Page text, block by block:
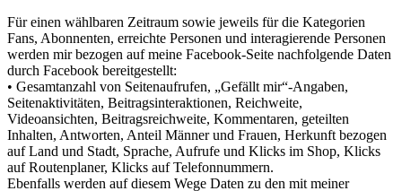
Für einen wählbaren Zeitraum sowie jeweils für die Kategorien
Fans, Abonnenten, erreichte Personen und interagierende Personen
werden mir bezogen auf meine Facebook-Seite nachfolgende Daten
durch Facebook bereitgestellt:
• Gesamtanzahl von Seitenaufrufen, „Gefällt mir“-Angaben,
Seitenaktivitäten, Beitragsinteraktionen, Reichweite,
Videoansichten, Beitragsreichweite, Kommentaren, geteilten
Inhalten, Antworten, Anteil Männer und Frauen, Herkunft bezogen
auf Land und Stadt, Sprache, Aufrufe und Klicks im Shop, Klicks
auf Routenplaner, Klicks auf Telefonnummern.
Ebenfalls werden auf diesem Wege Daten zu den mit meiner